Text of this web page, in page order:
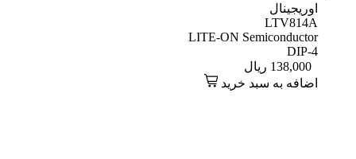
اوریجینال
LTV814A
LITE-ON Semiconductor
DIP-4
138,000 ریال
اضافه به سبد خرید